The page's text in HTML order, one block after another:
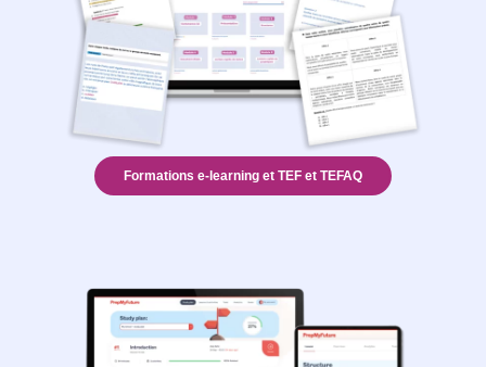
Formations e-learning et TEF et TEFAQ